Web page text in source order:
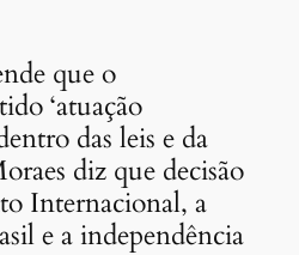
que o
‘atuação
das leis e da
diz que decisão
Internacional, a
e a independência